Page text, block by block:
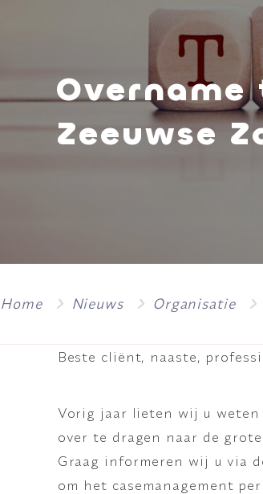
Overname
Zeeuwse
Home Nieuws Organisatie
Beste cliënt, naaste,
Vorig jaar lieten wij u weten
over te dragen naar de
Graag informeren wij u via
om het casemanagement